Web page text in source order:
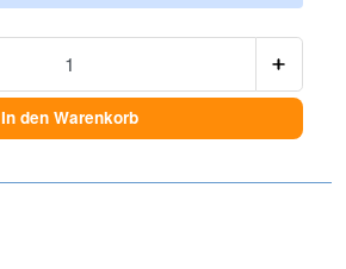
In den Warenkorb